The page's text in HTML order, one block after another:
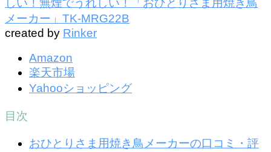
しい！無煙でうれしい！「おひとりさま用焼き鳥
メーカー」TK-MRG22B
created by Rinker
Amazon
楽天市場
Yahooショッピング
目次
おひとりさま用焼き鳥メーカーの口コミ・評